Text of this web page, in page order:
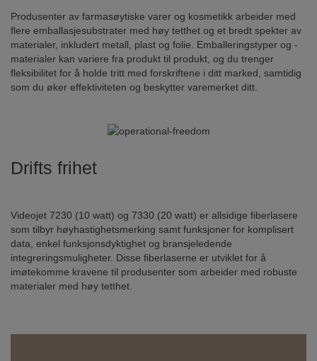
Produsenter av farmasøytiske varer og kosmetikk arbeider med
flere emballasjesubstrater med høy tetthet og et bredt spekter av
materialer, inkludert metall, plast og folie. Emballeringstyper og -
materialer kan variere fra produkt til produkt, og du trenger
fleksibilitet for å holde tritt med forskriftene i ditt marked, samtidig
som du øker effektiviteten og beskytter varemerket ditt.
Drifts frihet
Videojet 7230 (10 watt) og 7330 (20 watt) er allsidige fiberlasere
som tilbyr høyhastighetsmerking samt funksjoner for komplisert
data, enkel funksjonsdyktighet og bransjeledende
integreringsmuligheter. Disse fiberlaserne er utviklet for å
imøtekomme kravene til produsenter som arbeider med robuste
materialer med høy tetthet.